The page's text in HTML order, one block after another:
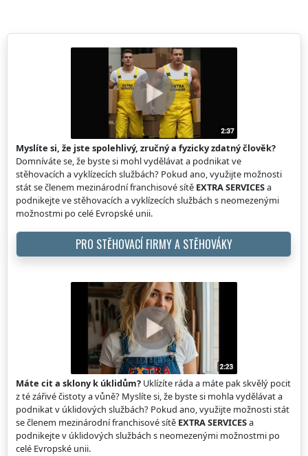
Myslíte si, že jste spolehlivý, zručný a fyzicky zdatný člověk?
Domníváte se, že byste si mohl vydělávat a podnikat ve
stěhovacích a vyklízecích službách? Pokud ano, využijte možnosti
stát se členem mezinárodní franchisové sítě EXTRA SERVICESa
podnikejte ve stěhovacích a vyklízecích službách s neomezenými
možnostmi po celé Evropské unii.
PRO STĚHOVACÍ FIRMY A STĚHOVÁKY
Máte cit a sklony k úklidům? Uklízíte ráda a máte pak skvělý pocit
z té zářivé čistoty a vůně? Myslíte si, že byste si mohla vydělávat a
podnikat v úklidových službách? Pokud ano, využijte možnosti stát
se členem mezinárodní franchisové sítě EXTRA SERVICESa
podnikejte v úklidových službách s neomezenými možnostmi po
celé Evropské unii.